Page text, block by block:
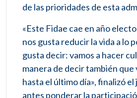
de las prioridades de esta
«Este Fidae cae en año
nos gusta reducir la vida a lo
gusta decir: vamos a hacer
manera de decir también que
hasta el último día», finalizó el
antes ponderar la